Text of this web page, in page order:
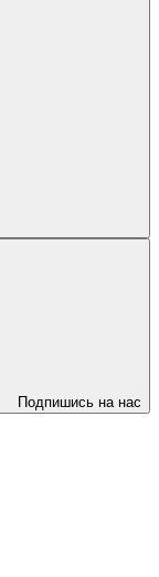
Подпишись на нас